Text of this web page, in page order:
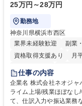
25万円～28万円
勤務地
神奈川県横浜市西区
業界未経験歓迎
副業
資格取得支援あり
月
未経験者歓迎
完全週休2日制
交通費
寮・社宅あり
仕事の内容
企業名 株式会社ネオジャパン 求人名 未経験歓迎【経理/みなと
ライム上場/残業ほぼなし/年休123日 仕事の内容
て、仕訳入力や振込業務